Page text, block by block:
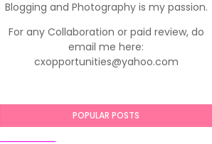
Blogging and Photography is my passion.
For any Collaboration or paid review, do
email me here:
cxopportunities@yahoo.com
POPULAR POSTS